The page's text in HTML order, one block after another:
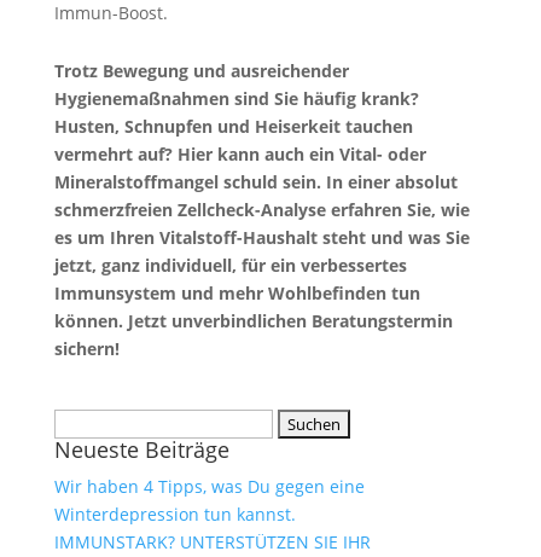
Immun-Boost.
Trotz Bewegung und ausreichender
Hygienemaßnahmen sind Sie häufig krank?
Husten, Schnupfen und Heiserkeit tauchen
vermehrt auf? Hier kann auch ein Vital- oder
Mineralstoffmangel schuld sein. In einer absolut
schmerzfreien Zellcheck-Analyse erfahren Sie, wie
es um Ihren Vitalstoff-Haushalt steht und was Sie
jetzt, ganz individuell, für ein verbessertes
Immunsystem und mehr Wohlbefinden tun
können. Jetzt unverbindlichen Beratungstermin
sichern!
nach:
Neueste Beiträge
Wir haben 4 Tipps, was Du gegen eine
Winterdepression tun kannst.
IMMUNSTARK? UNTERSTÜTZEN SIE IHR